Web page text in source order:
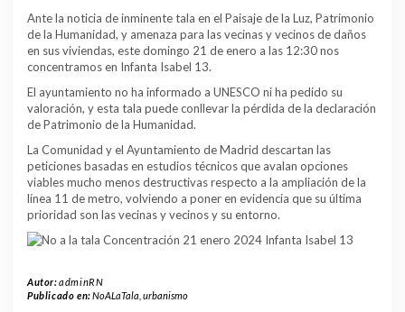
Ante la noticia de inminente tala en el Paisaje de la Luz, Patrimonio
de la Humanidad, y amenaza para las vecinas y vecinos de daños
en sus viviendas, este domingo 21 de enero a las 12:30 nos
concentramos en Infanta Isabel 13.
El ayuntamiento no ha informado a UNESCO ni ha pedido su
valoración, y esta tala puede conllevar la pérdida de la declaración
de Patrimonio de la Humanidad.
La Comunidad y el Ayuntamiento de Madrid descartan las
peticiones basadas en estudios técnicos que avalan opciones
viables mucho menos destructivas respecto a la ampliación de la
línea 11 de metro, volviendo a poner en evidencia que su última
prioridad son las vecinas y vecinos y su entorno.
Autor:adminRN
Publicado en:NoALaTala ,urbanismo